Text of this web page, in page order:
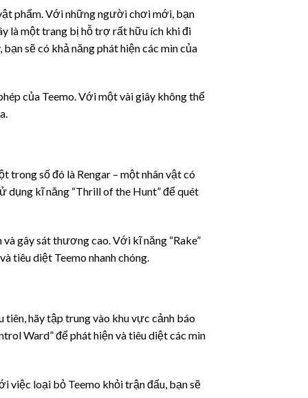
phẩm. Với những người chơi mới, bạn
là một trang bị hỗ trợ rất hữu ích khi đi
sẽ có khả năng phát hiện các mìn của
của Teemo. Với một vài giây không thể
trong số đó là Rengar – một nhân vật có
dụng kĩ năng “Thrill of the Hunt” để quét
gây sát thương cao. Với kĩ năng “Rake”
tiêu diệt Teemo nhanh chóng.
hãy tập trung vào khu vực cảnh báo
Ward” để phát hiện và tiêu diệt các mìn
việc loại bỏ Teemo khỏi trận đấu, bạn sẽ